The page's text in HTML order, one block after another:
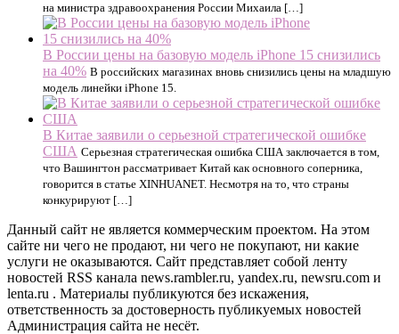
на министра здравоохранения России Михаила […]
В России цены на базовую модель iPhone 15 снизились
на 40% В российских магазинах вновь снизились цены на младшую
модель линейки iPhone 15.
В Китае заявили о серьезной стратегической ошибке
США Серьезная стратегическая ошибка США заключается в том,
что Вашингтон рассматривает Китай как основного соперника,
говорится в статье XINHUANET. Несмотря на то, что страны
конкурируют […]
Данный сайт не является коммерческим проектом. На этом
сайте ни чего не продают, ни чего не покупают, ни какие
услуги не оказываются. Сайт представляет собой ленту
новостей RSS канала news.rambler.ru, yandex.ru, newsru.com и
lenta.ru . Материалы публикуются без искажения,
ответственность за достоверность публикуемых новостей
Администрация сайта не несёт.